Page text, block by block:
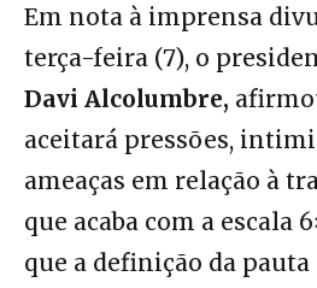
Em nota à imprensa
terça-feira (7), o
Davi Alcolumbre,
aceitará pressões,
ameaças em relação à
que acaba com a escala
que a definição da